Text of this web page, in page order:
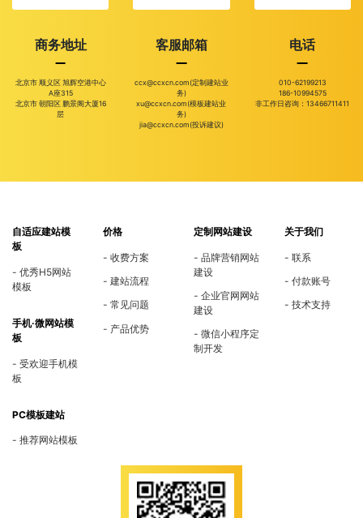
商务地址
北京市 顺义区 旭辉空港中心
A座315
北京市 朝阳区 鹏景阁大厦16
层
客服邮箱
ccx@ccxcn.com(定制建站业
务)
xu@ccxcn.com(模板建站业
务)
jia@ccxcn.com(投诉建议)
电话
010-62199213
186-10994575
非工作日咨询：13466711411
自适应建站模
板
优秀H5网站
模板
手机·微网站模
板
受欢迎手机模
板
PC模板建站
推荐网站模板
价格
收费方案
建站流程
常见问题
产品优势
定制网站建设
品牌营销网站
建设
企业官网网站
建设
微信小程序定
制开发
关于我们
联系
付款账号
技术支持